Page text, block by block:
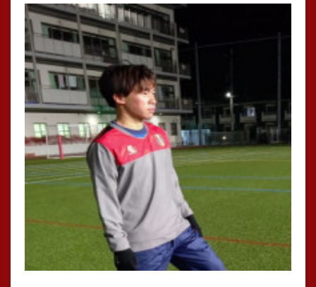
準決勝敗退後、悔しさを切り替えて3位決定戦へ！
見事勝利して、足立区3位！
3年生の皆さんおめでとう御座います😊
対戦して頂きましたチームの皆様、大会を運営して頂きました
関係者の皆様、大変ありがとうございました。
#レジスタfc
#tre2030strikerproject
#足立区西新井
#足立区サッカークラブ
．．．．．．（続きは下の一覧ボタンから）